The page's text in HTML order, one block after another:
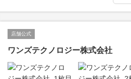
店舗公式
ワンズテクノロジー株式会社